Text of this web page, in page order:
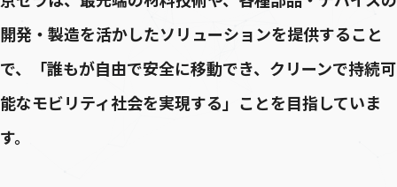
開発・製造を活かしたソリューションを提供すること
で、「誰もが自由で安全に移動でき、クリーンで持続可
能なモビリティ社会を実現する」ことを目指していま
す。